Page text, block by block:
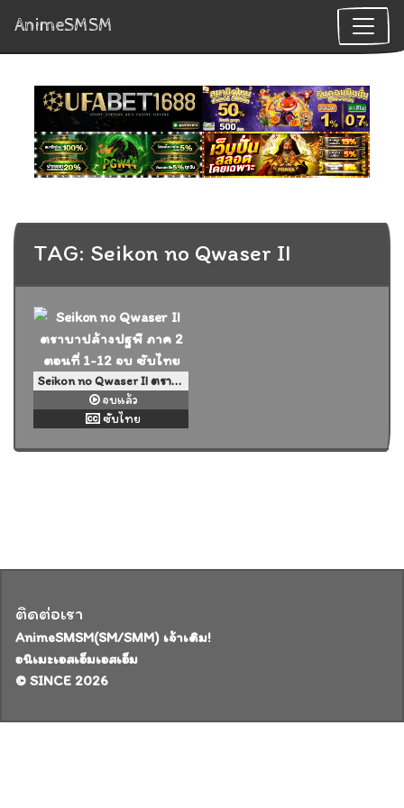
AnimeSMSM
TAG: Seikon no Qwaser II
Seikon no Qwaser II ตราบาปล้างปฐพี ภาค 2 ตอนที่ 1-12 จบ ซับไทย
จบแล้ว
ซับไทย
ติดต่อเรา
AnimeSMSM(SM/SMM) เจ้าเดิม!
อนิเมะเอสเอ็มเอสเอ็ม
© SINCE 2026